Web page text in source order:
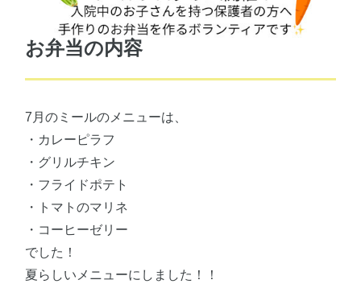
お弁当の内容
7月のミールのメニューは、
・カレーピラフ
・グリルチキン
・フライドポテト
・トマトのマリネ
・コーヒーゼリー
でした！
夏らしいメニューにしました！！